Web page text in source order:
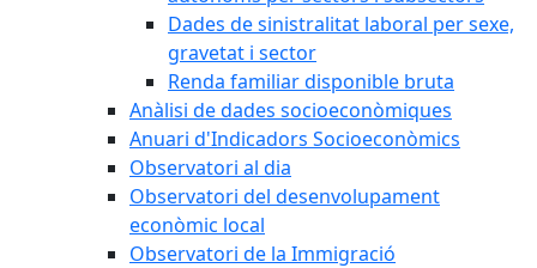
Dades de sinistralitat laboral per sexe,
gravetat i sector
Renda familiar disponible bruta
Anàlisi de dades socioeconòmiques
Anuari d'Indicadors Socioeconòmics
Observatori al dia
Observatori del desenvolupament
econòmic local
Observatori de la Immigració